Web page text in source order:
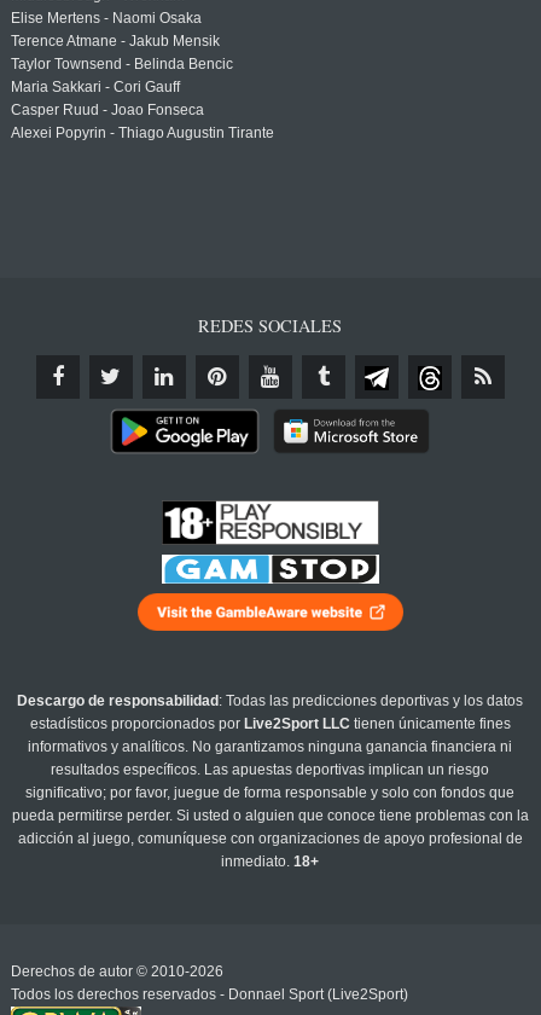
Elise Mertens - Naomi Osaka
Terence Atmane - Jakub Mensik
Taylor Townsend - Belinda Bencic
Maria Sakkari - Cori Gauff
Casper Ruud - Joao Fonseca
Alexei Popyrin - Thiago Augustin Tirante
REDES SOCIALES
Descargo de responsabilidad : Todas las predicciones deportivas y los datos
estadísticos proporcionados por Live2Sport LLC tienen únicamente fines
informativos y analíticos. No garantizamos ninguna ganancia financiera ni
resultados específicos. Las apuestas deportivas implican un riesgo
significativo; por favor, juegue de forma responsable y solo con fondos que
pueda permitirse perder. Si usted o alguien que conoce tiene problemas con la
adicción al juego, comuníquese con organizaciones de apoyo profesional de
inmediato.18+
Derechos de autor © 2010-2026
Todos los derechos reservados - Donnael Sport (Live2Sport)